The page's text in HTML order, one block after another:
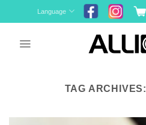
to
Language
TAG ARCHIVES: